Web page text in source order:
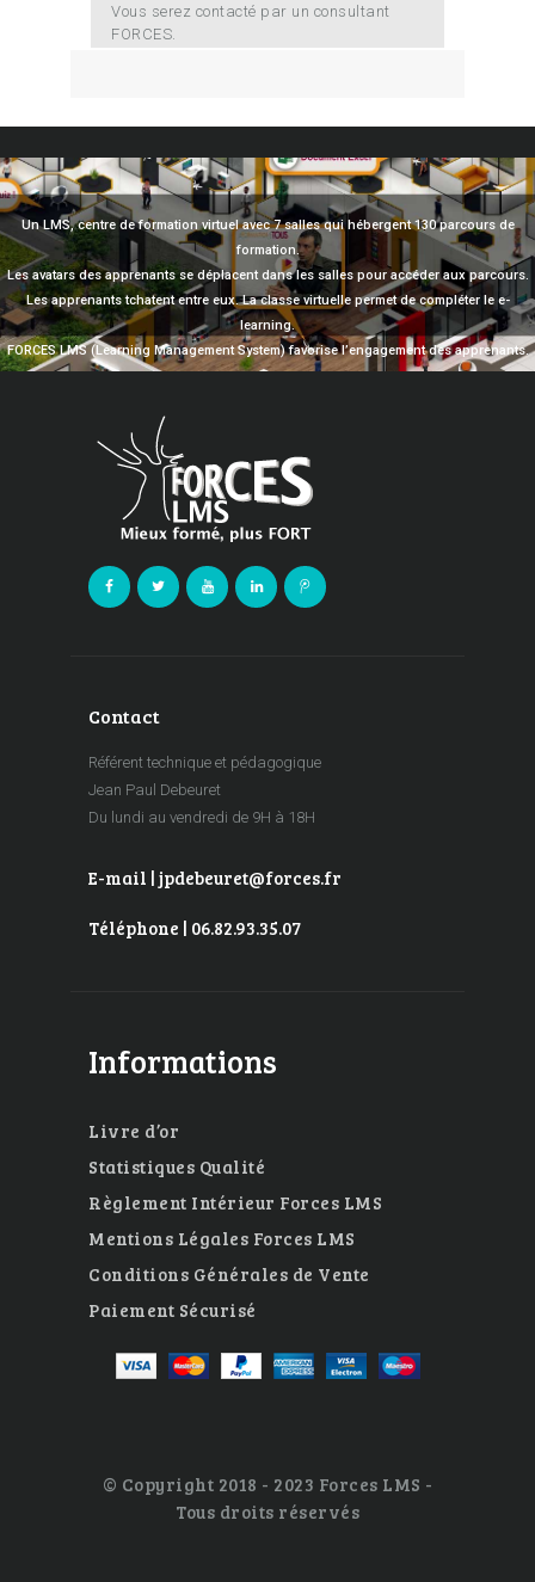
Vous serez contacté par un consultant
FORCES.
Un LMS, centre de formation virtuel avec 7 salles qui hébergent 130 parcours de
formation.
Les avatars des apprenants se déplacent dans les salles pour accéder aux parcours.
Les apprenants tchatent entre eux. La classe virtuelle permet de compléter le e-
learning.
FORCES LMS (Learning Management System) favorise l’engagement des apprenants.
Contact
Référent technique et pédagogique
Jean Paul Debeuret
Du lundi au vendredi de 9H à 18H
E-mail | jpdebeuret@forces.fr
Téléphone | 06.82.93.35.07
Informations
Livre d’or
Statistiques Qualité
Règlement Intérieur Forces LMS
Mentions Légales Forces LMS
Conditions Générales de Vente
Paiement Sécurisé
© Copyright 2018 - 2023 Forces LMS -
Tous droits réservés